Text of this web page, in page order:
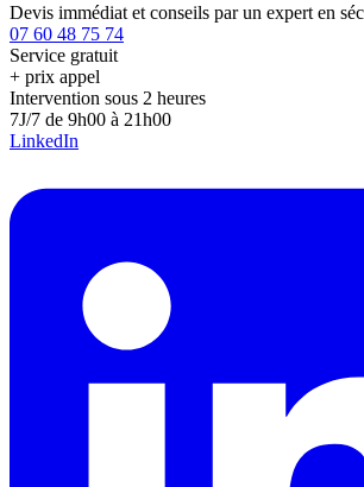
Devis immédiat et conseils par un expert en
07 60 48 75 74
Service gratuit
+ prix appel
Intervention sous 2 heures
7J/7 de 9h00 à 21h00
LinkedIn